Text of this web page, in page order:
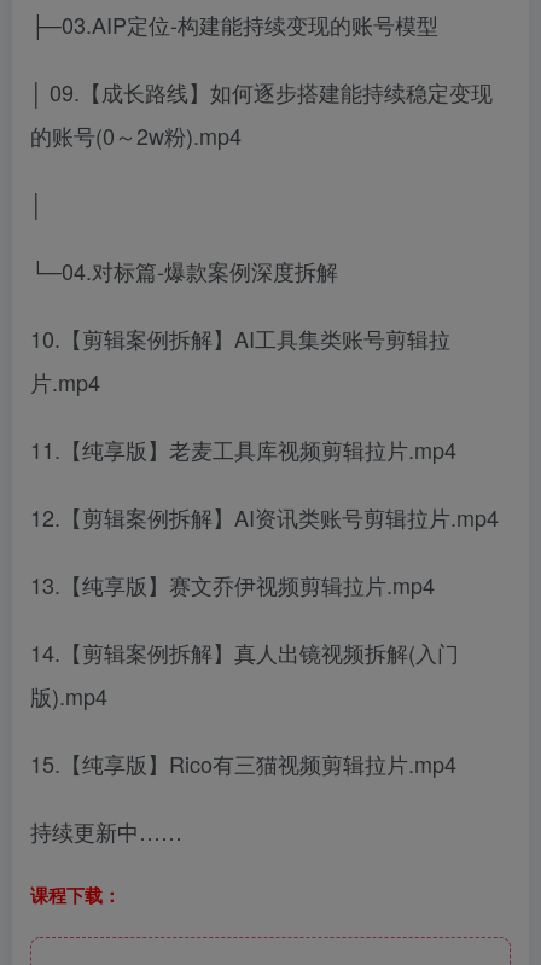
├─03.AIP定位-构建能持续变现的账号模型
│ 09.【成长路线】如何逐步搭建能持续稳定变现
的账号(0～2w粉).mp4
│
└─04.对标篇-爆款案例深度拆解
10.【剪辑案例拆解】AI工具集类账号剪辑拉
片.mp4
11.【纯享版】老麦工具库视频剪辑拉片.mp4
12.【剪辑案例拆解】AI资讯类账号剪辑拉片.mp4
13.【纯享版】赛文乔伊视频剪辑拉片.mp4
14.【剪辑案例拆解】真人出镜视频拆解(入门
版).mp4
15.【纯享版】Rico有三猫视频剪辑拉片.mp4
持续更新中……
课程下载：